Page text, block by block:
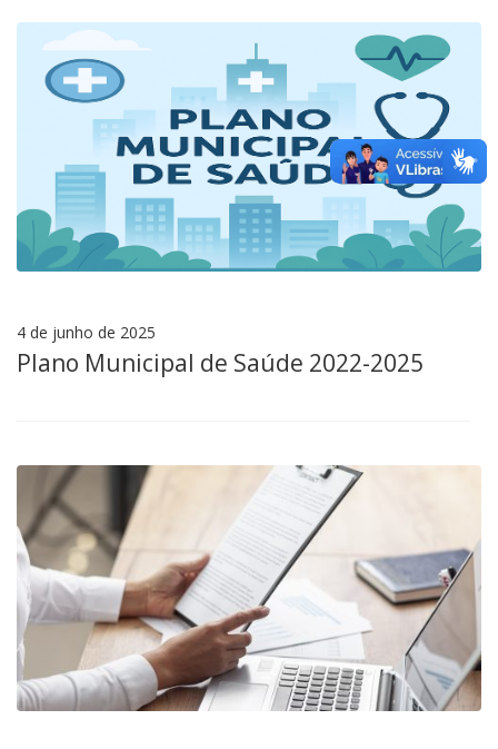
4 de junho de 2025
Plano Municipal de Saúde 2022-2025